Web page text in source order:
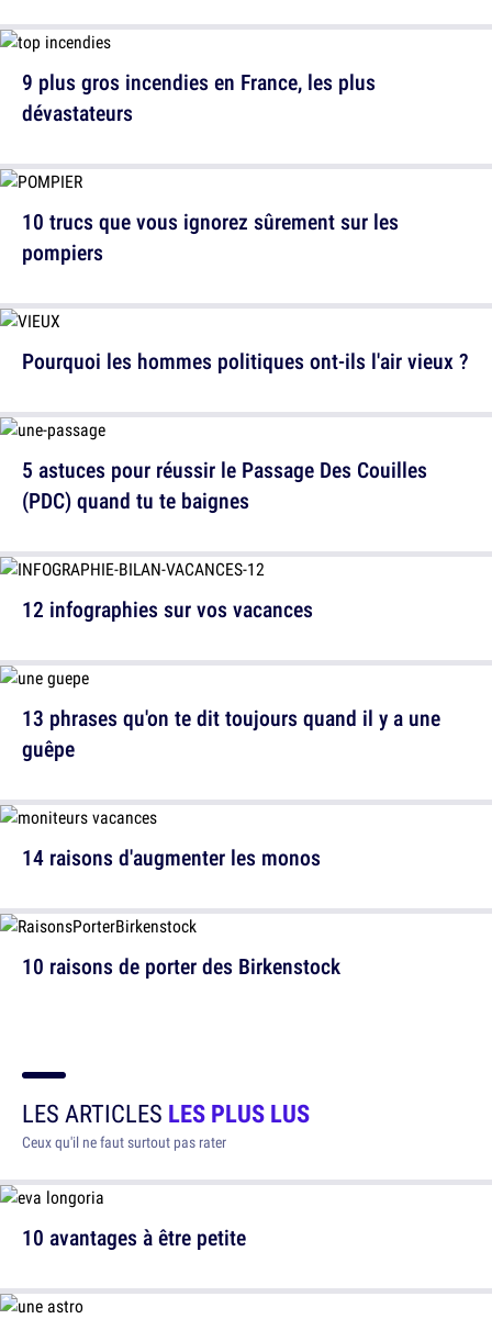
9 plus gros incendies en France, les plus
dévastateurs
Pourquoi les hommes politiques ont-ils l'air vieux ?
12 infographies sur vos vacances
14 raisons d'augmenter les monos
10 trucs que vous ignorez sûrement sur les
pompiers
5 astuces pour réussir le Passage Des Couilles
(PDC) quand tu te baignes
13 phrases qu'on te dit toujours quand il y a une
guêpe
10 raisons de porter des Birkenstock
LES ARTICLES LES PLUS LUS
Ceux qu'il ne faut surtout pas rater
10 avantages à être petite